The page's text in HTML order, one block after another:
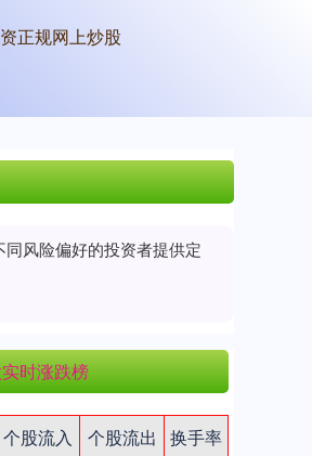
正规网上炒股
风险偏好的投资者提供定
时涨跌榜
个股流入 个股流出
换手率